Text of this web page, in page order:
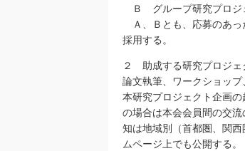
Ｂ グループ研究プロ
Ａ、Ｂとも、応募のあっ
採用する。
２ 助成する研究プロジェ
論文執筆、ワークショッ
本研究プロジェクト企画
の場合は本会会員間の交
知は地域別（首都圏、関
ムページ上でも公開する。